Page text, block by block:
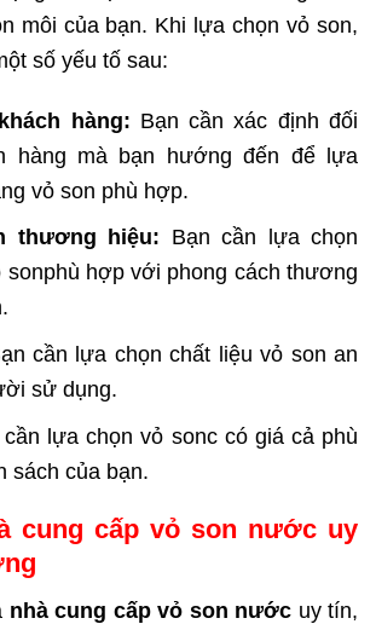
môi của bạn. Khi lựa chọn vỏ son,
số yếu tố sau:
hàng: Bạn cần xác định đối
hàng mà bạn hướng đến để lựa
vỏ son phù hợp.
thương hiệu: Bạn cần lựa chọn
sonphù hợp với phong cách thương
cần lựa chọn chất liệu vỏ son an
sử dụng.
cần lựa chọn vỏ sonc có giá cả phù
sách của bạn.
cung cấp vỏ son nước uy
nhà cung cấp vỏ son nước uy tín,